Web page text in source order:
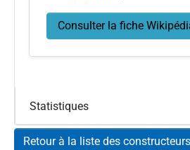
Consulter la fiche
Statistiques
Retour à la liste des constructeurs